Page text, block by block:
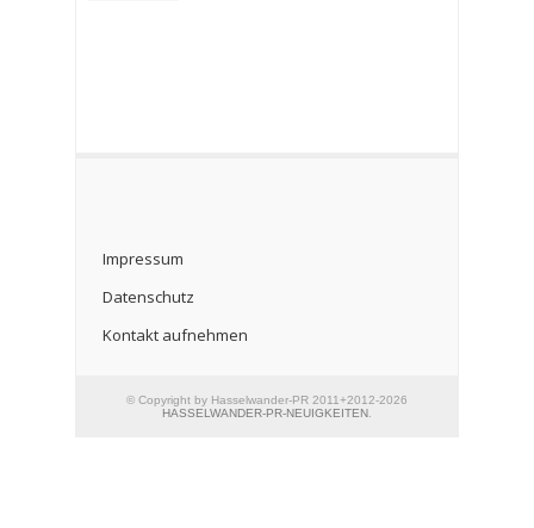
Impressum
Datenschutz
Kontakt aufnehmen
© Copyright by Hasselwander-PR 2011+2012-2026
HASSELWANDER-PR-NEUIGKEITEN.